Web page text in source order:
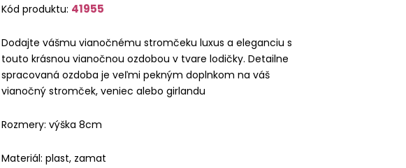
Kód produktu: 41955
Dodajte vášmu vianočnému stromčeku luxus a eleganciu s
touto krásnou vianočnou ozdobou v tvare lodičky. Detailne
spracovaná ozdoba je veľmi pekným doplnkom na váš
vianočný stromček, veniec alebo girlandu
Rozmery: výška 8cm
Materiál: plast, zamat